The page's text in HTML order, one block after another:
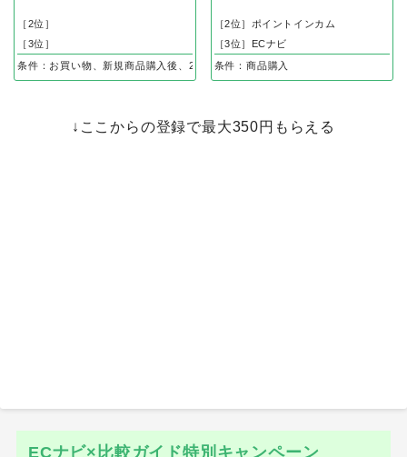
［2位］
［3位］
条件：お買い物、新規商品購入後、2回目のお届け完了で
［2位］ポイントインカム
［3位］ECナビ
条件：商品購入
↓ここからの登録で最大350円もらえる
ECナビ×比較ガイド特別キャンペーン